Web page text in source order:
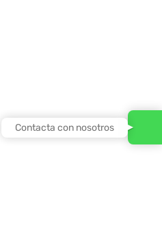
Contacta con nosotros